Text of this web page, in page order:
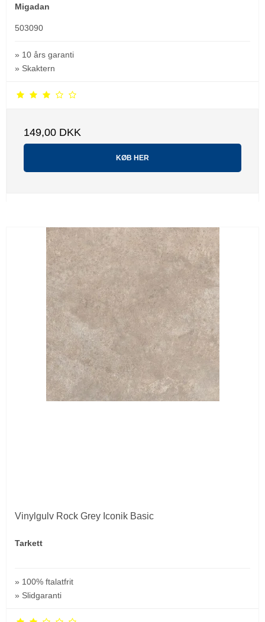
Migadan
503090
» 10 års garanti
» Skaktern
149,00 DKK
KØB HER
Vinylgulv Rock Grey Iconik Basic
Tarkett
» 100% ftalatfrit
» Slidgaranti